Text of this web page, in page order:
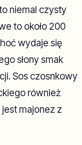
niemal czysty
to około 200
wydaje się
słony smak
Sos czosnkowy
również
majonez z